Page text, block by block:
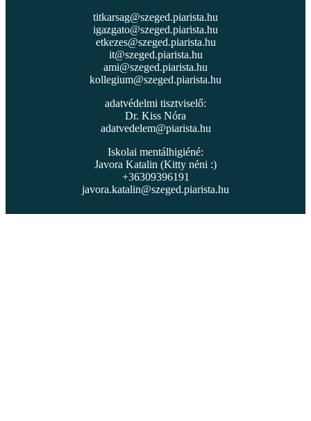
titkarsag@szeged.piarista.hu
igazgato@szeged.piarista.hu
etkezes@szeged.piarista.hu
it@szeged.piarista.hu
ami@szeged.piarista.hu
kollegium@szeged.piarista.hu
adatvédelmi tisztviselő:
Dr. Kiss Nóra
adatvedelem@piarista.hu
Iskolai mentálhigiéné:
Javora Katalin (Kitty néni :)
+36309396191
javora.katalin@szeged.piarista.hu